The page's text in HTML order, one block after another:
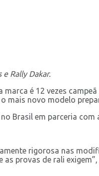
Rally Dakar.
é 12 vezes
mais novo modelo
Brasil em parceria
rigorosa nas
provas de rali